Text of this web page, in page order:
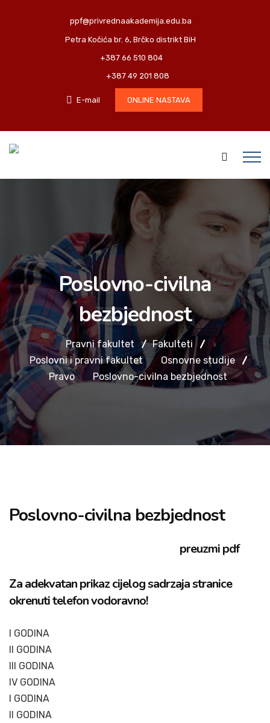
ppf@privrednaakademija.edu.ba
Petra Kočića br. 6, Brčko distrikt BiH
+387 66 510 804
+387 49 201 808
E-mail ONLINE NASTAVA
Poslovno-civilna
bezbjednost
Pravni fakultet
Fakulteti
Poslovni i pravni fakultet
Osnovne studije
Pravo
Poslovno-civilna bezbjednost
Poslovno-civilna bezbjednost
preuzmi pdf
Za adekvatan prikaz cijelog sadrzaja stranice
okrenuti telefon vodoravno!​
I GODINA
II GODINA
III GODINA
IV GODINA
I GODINA
II GODINA